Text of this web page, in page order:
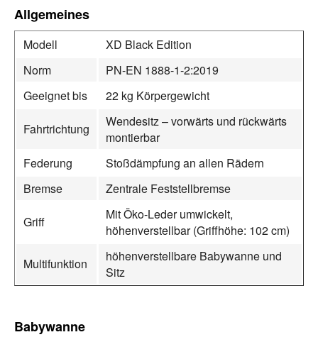
Allgemeines
Modell
XD Black Edition
Norm
PN-EN 1888-1-2:2019
Geeignet bis
22 kg Körpergewicht
Fahrtrichtung
Wendesitz – vorwärts und rückwärts
montierbar
Federung
Stoßdämpfung an allen Rädern
Bremse
Zentrale Feststellbremse
Griff
Mit Öko-Leder umwickelt,
höhenverstellbar (Griffhöhe: 102 cm)
Multifunktion
höhenverstellbare Babywanne und
Sitz
Babywanne